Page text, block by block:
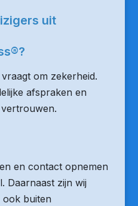
uit
om zekerheid.
afspraken en
en contact opnemen
Daarnaast zijn wij
ook buiten